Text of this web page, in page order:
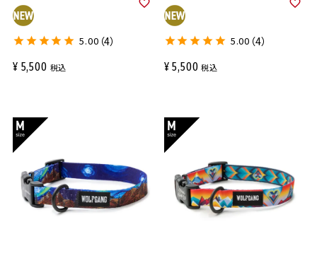
¥ 5,500 税込
5.00 （4）
¥ 5,500 税込
5.00 （4）